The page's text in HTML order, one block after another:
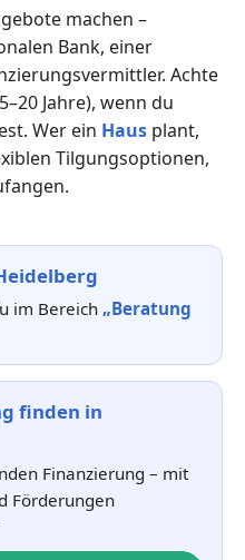
machen –
Bank, einer
Achte
Jahre), wenn du
Wer ein Haus plant,
Tilgungsoptionen,
im Bereich „Beratung
finden in
Finanzierung – mit
Förderungen